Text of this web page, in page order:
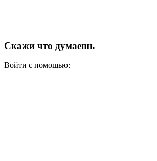
Скажи что думаешь
Войти с помощью: